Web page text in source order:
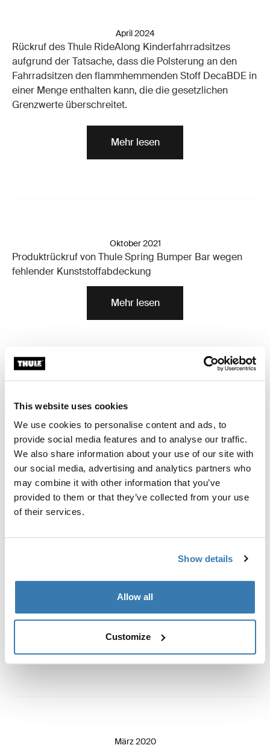
This website uses cookies
We use cookies to personalise content and ads, to
provide social media features and to analyse our traffic.
We also share information about your use of our site with
our social media, advertising and analytics partners who
may combine it with other information that you’ve
provided to them or that they’ve collected from your use
of their services.
Show details
Allow all
Customize
April 2024
Rückruf des Thule RideAlong Kinderfahrradsitzes
aufgrund der Tatsache, dass die Polsterung an den
Fahrradsitzen den flammhemmenden Stoff DecaBDE in
einer Menge enthalten kann, die die gesetzlichen
Grenzwerte überschreitet.
Mehr lesen
Oktober 2021
Produktrückruf von Thule Spring Bumper Bar wegen
fehlender Kunststoffabdeckung
Mehr lesen
Produktrückruf des Thule Sleek Buggys, weil die Gefahr
besteht, dass sich der
Schiebebügel vom
Buggyrahmen löst
Mehr lesen
Produktrückruf des Thule FixPoint XT Kits für
ausgewählte SKUs aufgrund von teilweise oder
Mehr lesen
März 2020